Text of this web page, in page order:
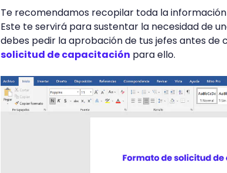
Te recomendamos recopilar toda la
Este te servirá para sustentar la necesidad de
debes pedir la aprobación de tus jefes antes de
solicitud de capacitación para ello.